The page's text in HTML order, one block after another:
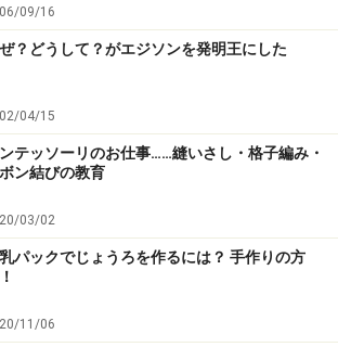
09/16
？どうして？がエジソンを発明王にした
04/15
テッソーリのお仕事……縫いさし・格子編み・
ン結びの教育
03/02
パックでじょうろを作るには？ 手作りの方
11/06